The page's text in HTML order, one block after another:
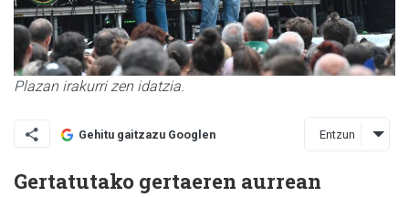
Plazan irakurri zen idatzia.
Gehitu gaitzazu Googlen Entzun
Gertatutako gertaeren aurrean